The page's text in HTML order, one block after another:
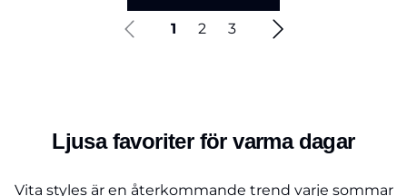
1 2 3
Ljusa favoriter för varma dagar
Vita styles är en återkommande trend varje sommar